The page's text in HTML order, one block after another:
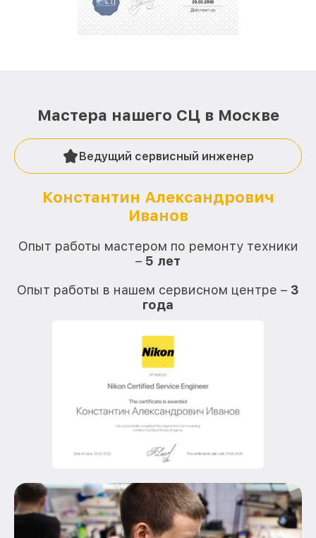
стараемся каждый день делать наш сервис еще
Мастера нашего СЦ в Москве
Ведущий сервисный инженер
Константин Александрович
Иванов
Опыт работы мастером по ремонту техники
– 5 лет
Опыт работы в нашем сервисном центре – 3
года